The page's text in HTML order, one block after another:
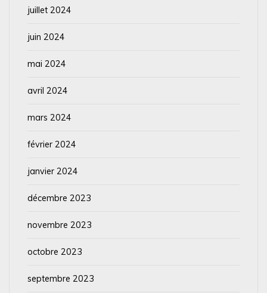
juillet 2024
juin 2024
mai 2024
avril 2024
mars 2024
février 2024
janvier 2024
décembre 2023
novembre 2023
octobre 2023
septembre 2023